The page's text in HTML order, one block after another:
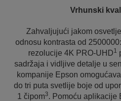
Vrhunski
Zahvaljujući jakom
odnosu kontrasta od
rezolucije 4K PRO-UHD1
sadržaja i vidljive detalje u
kompanije Epson
do tri puta svetlije boje od
1 čipom3. Pomoću aplikacije